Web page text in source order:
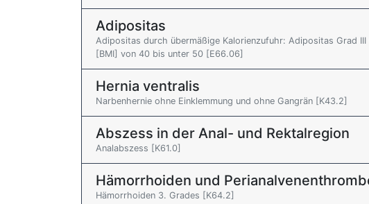
Adipositas
Adipositas durch übermäßige Kalorienzufuhr: Adipositas Grad
[BMI] von 40 bis unter 50 [E66.06]
Hernia ventralis
Narbenhernie ohne Einklemmung und ohne Gangrän [K43.2]
Abszess in der Anal- und Rektalregion
Analabszess [K61.0]
Hämorrhoiden und
Hämorrhoiden 3. Grades [K64.2]